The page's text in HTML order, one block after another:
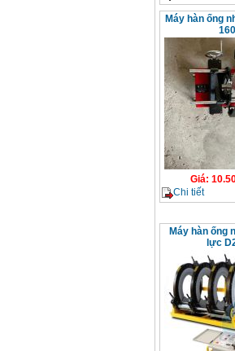
Máy hàn ống
Giá:
Chi tiết
Máy hàn ống
lực